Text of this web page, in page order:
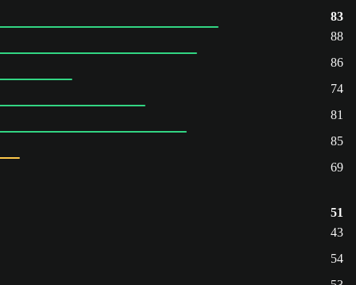
83
88
86
74
81
85
69
51
43
54